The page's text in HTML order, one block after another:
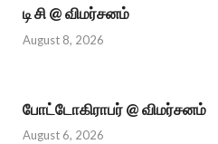
டி சி @ விமர்சனம்
August 8, 2026
போட்டோகிராபர் @ விமர்சனம்
August 6, 2026